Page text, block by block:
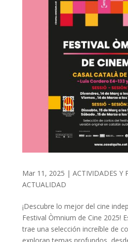
Mar 11, 2025 | ACTIVIDADES Y
ACTUALIDAD
¡Descubre lo mejor del cine
Festival Òmnium de Cine 2025!
trae una selección increíble de